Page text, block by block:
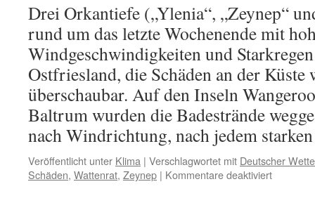
Drei Orkantiefe („Ylenia“, „Zeynep“
rund um das letzte Wochenende mit
Windgeschwindigkeiten und
Ostfriesland, die Schäden an der Küste
überschaubar. Auf den Inseln
Baltrum wurden die Badestrände
nach Windrichtung, nach jedem
Veröffentlicht unter Klima | Verschlagwortet mit Deutscher
Schäden, Wattenrat, Zeynep | Kommentare deaktiviertfür